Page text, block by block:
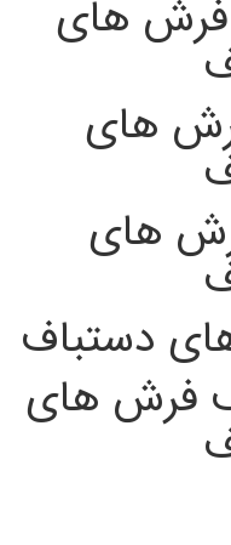
های
های
های
دستباف
فرش های